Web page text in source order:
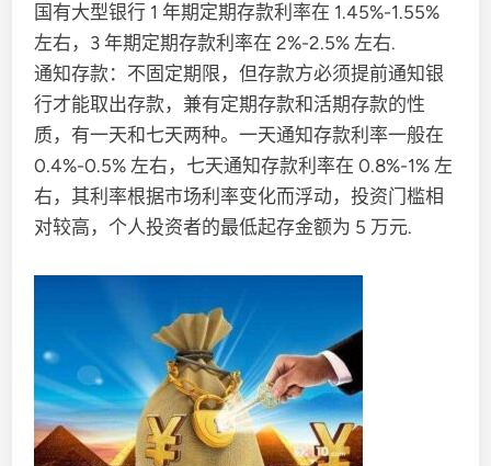
国有大型银行 1 年期定期存款利率在 1.45%-1.55%
左右，3 年期定期存款利率在 2%-2.5% 左右.
通知存款：不固定期限，但存款方必须提前通知银
行才能取出存款，兼有定期存款和活期存款的性
质，有一天和七天两种。一天通知存款利率一般在
0.4%-0.5% 左右，七天通知存款利率在 0.8%-1% 左
右，其利率根据市场利率变化而浮动，投资门槛相
对较高，个人投资者的最低起存金额为 5 万元.